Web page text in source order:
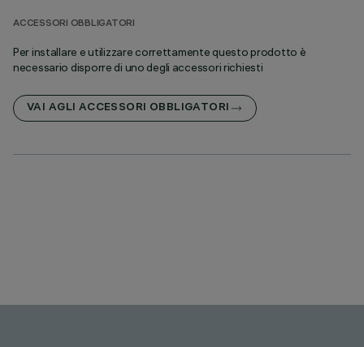
ACCESSORI OBBLIGATORI
Per installare e utilizzare correttamente questo prodotto è
necessario disporre di uno degli accessori richiesti
VAI AGLI ACCESSORI OBBLIGATORI